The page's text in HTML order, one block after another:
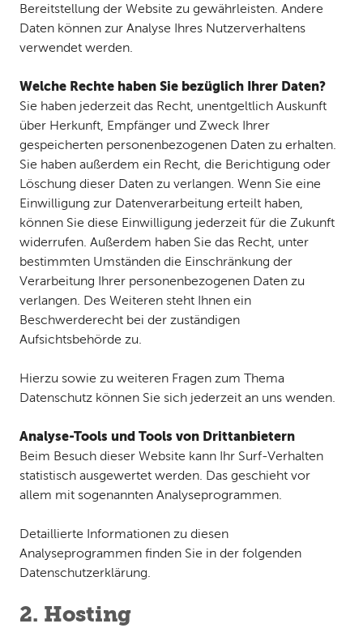
Bereitstellung der Website zu gewährleisten. Andere
Daten können zur Analyse Ihres Nutzerverhaltens
verwendet werden.
Welche Rechte haben Sie bezüglich Ihrer Daten?
Sie haben jederzeit das Recht, unentgeltlich Auskunft
über Herkunft, Empfänger und Zweck Ihrer
gespeicherten personenbezogenen Daten zu erhalten.
Sie haben außerdem ein Recht, die Berichtigung oder
Löschung dieser Daten zu verlangen. Wenn Sie eine
Einwilligung zur Datenverarbeitung erteilt haben,
können Sie diese Einwilligung jederzeit für die Zukunft
widerrufen. Außerdem haben Sie das Recht, unter
bestimmten Umständen die Einschränkung der
Verarbeitung Ihrer personenbezogenen Daten zu
verlangen. Des Weiteren steht Ihnen ein
Beschwerderecht bei der zuständigen
Aufsichtsbehörde zu.
Hierzu sowie zu weiteren Fragen zum Thema
Datenschutz können Sie sich jederzeit an uns wenden.
Analyse-Tools und Tools von Drittanbietern
Beim Besuch dieser Website kann Ihr Surf-Verhalten
statistisch ausgewertet werden. Das geschieht vor
allem mit sogenannten Analyseprogrammen.
Detaillierte Informationen zu diesen
Analyseprogrammen finden Sie in der folgenden
Datenschutzerklärung.
2. Hosting